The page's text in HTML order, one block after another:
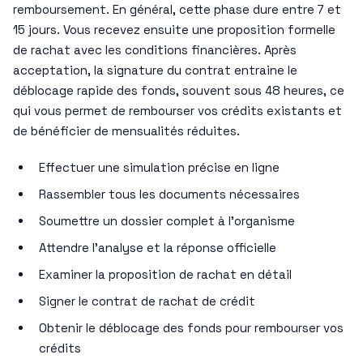
remboursement. En général, cette phase dure entre 7 et
15 jours. Vous recevez ensuite une proposition formelle
de rachat avec les conditions financières. Après
acceptation, la signature du contrat entraine le
déblocage rapide des fonds, souvent sous 48 heures, ce
qui vous permet de rembourser vos crédits existants et
de bénéficier de mensualités réduites.
Effectuer une simulation précise en ligne
Rassembler tous les documents nécessaires
Soumettre un dossier complet à l’organisme
Attendre l’analyse et la réponse officielle
Examiner la proposition de rachat en détail
Signer le contrat de rachat de crédit
Obtenir le déblocage des fonds pour rembourser vos
crédits